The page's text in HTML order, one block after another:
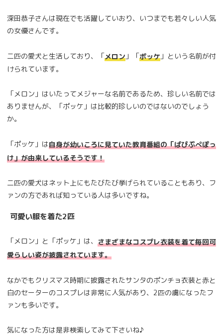
深田恭子さんは現在でも活躍していおり、いつまでも若々しい人気
の女優さんです。
二匹の愛犬と生活しており、「メロン 」「ポッケ 」という名前が付
けられています。
「メロン」はいたってメジャーな名前であるため、珍しい名前では
ありませんが、「ポッケ」は比較的珍しいのではないのでしょう
か。
「ポッケ」は自身が幼いころに見ていた教育番組の「ぱぴぷぺぽっ
け」が由来しているそうです！
二匹の愛犬はネット上にもたびたび挙げられていることもあり、フ
ァンの方であれば知っている人は多いですね。
可愛い服を着た2匹
「メロン」と「ポッケ」は、 さまざまなコスプレ衣装を着て毎回可
愛らしい姿が披露されています。
なかでもクリスマス時期に披露されたサンタのポンチョ衣装と赤と
白のセーターのコスプレは非常に人気があり、2匹の虜になったフ
ァンも多いです。
気になった方は是非検索してみて下さいね♪